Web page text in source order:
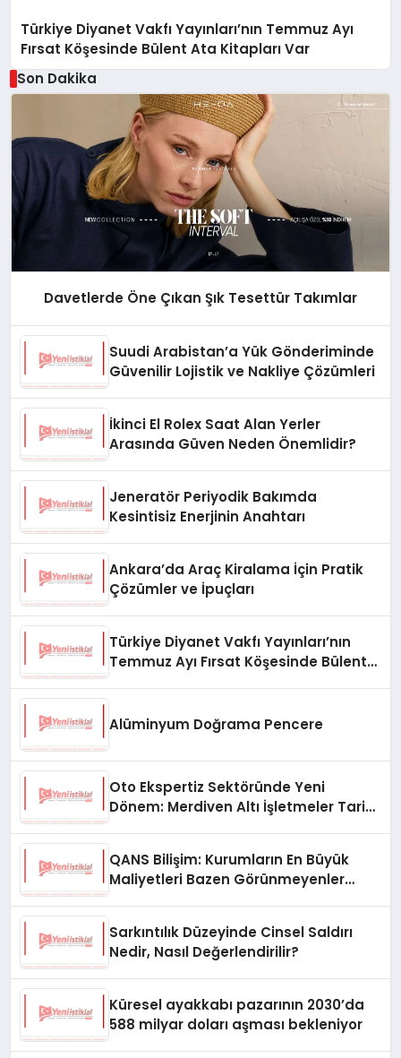
Türkiye Diyanet Vakfı Yayınları’nın Temmuz Ayı
Fırsat Köşesinde Bülent Ata Kitapları Var
Son Dakika
Davetlerde Öne Çıkan Şık Tesettür Takımlar
Suudi Arabistan’a Yük Gönderiminde
Güvenilir Lojistik ve Nakliye Çözümleri
İkinci El Rolex Saat Alan Yerler
Arasında Güven Neden Önemlidir?
Jeneratör Periyodik Bakımda
Kesintisiz Enerjinin Anahtarı
Ankara’da Araç Kiralama İçin Pratik
Çözümler ve İpuçları
Türkiye Diyanet Vakfı Yayınları’nın
Temmuz Ayı Fırsat Köşesinde Bülent
Alüminyum Doğrama Pencere
Oto Ekspertiz Sektöründe Yeni
Dönem: Merdiven Altı İşletmeler Tarih
QANS Bilişim: Kurumların En Büyük
Maliyetleri Bazen Görünmeyenler
Sarkıntılık Düzeyinde Cinsel Saldırı
Nedir, Nasıl Değerlendirilir?
Küresel ayakkabı pazarının 2030’da
588 milyar doları aşması bekleniyor